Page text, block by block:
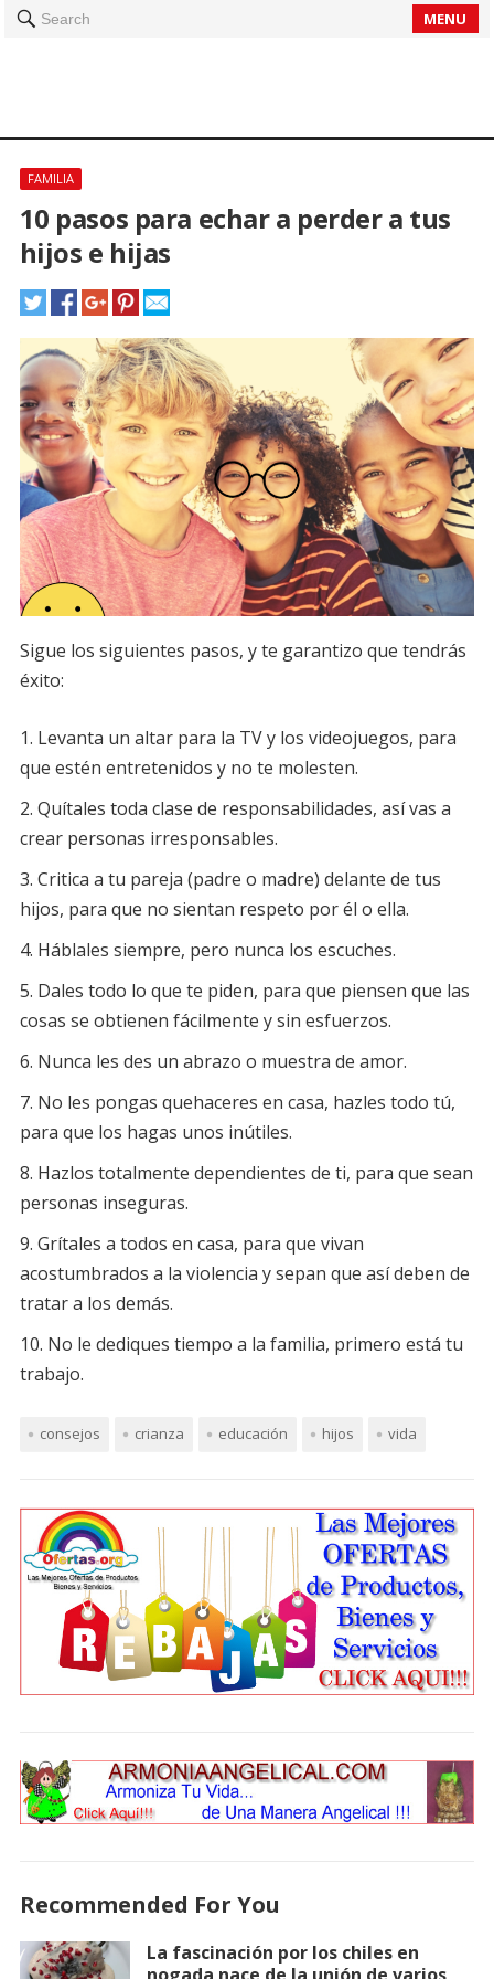
Search MENU
FAMILIA
10 pasos para echar a perder a tus
hijos e hijas
Sigue los siguientes pasos, y te garantizo que tendrás
éxito:
Levanta un altar para la TV y los videojuegos, para
que estén entretenidos y no te molesten.
Quítales toda clase de responsabilidades, así vas a
crear personas irresponsables.
Critica a tu pareja (padre o madre) delante de tus
hijos, para que no sientan respeto por él o ella.
Háblales siempre, pero nunca los escuches.
Dales todo lo que te piden, para que piensen que las
cosas se obtienen fácilmente y sin esfuerzos.
Nunca les des un abrazo o muestra de amor.
No les pongas quehaceres en casa, hazles todo tú,
para que los hagas unos inútiles.
Hazlos totalmente dependientes de ti, para que sean
personas inseguras.
Grítales a todos en casa, para que vivan
acostumbrados a la violencia y sepan que así deben de
tratar a los demás.
No le dediques tiempo a la familia, primero está tu
trabajo.
consejos crianza educación hijos vida
Recommended For You
La fascinación por los chiles en